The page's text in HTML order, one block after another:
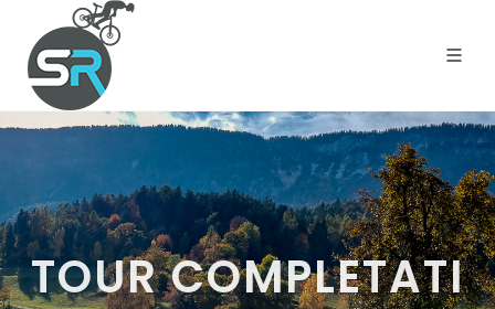
TOUR COMPLETATI